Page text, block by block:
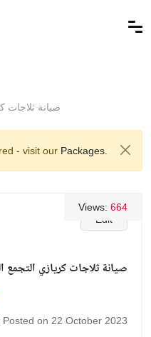
صيانة ثلاجات
- visit our Packages.
Edit
Views: 664
صيانة ثلاجات كريازي التجمع الثالث
Posted on 22 October 2023